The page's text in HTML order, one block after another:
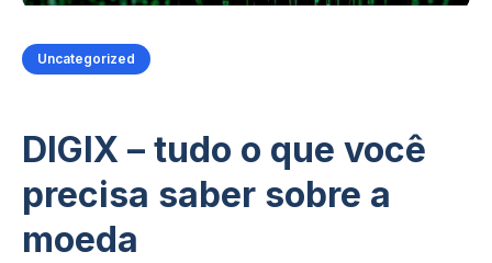
Uncategorized
DIGIX – tudo o que você
precisa saber sobre a
moeda